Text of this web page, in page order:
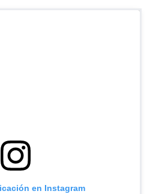
en Instagram